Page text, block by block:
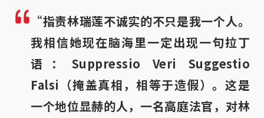
“指责林瑞莲不诚实的不只是我一个人。
我相信她现在脑海里一定出现一句拉丁
语：Suppressio Veri Suggestio
Falsi（掩盖真相，相等于造假）。这是
一个地位显赫的人，一名高庭法官，对林